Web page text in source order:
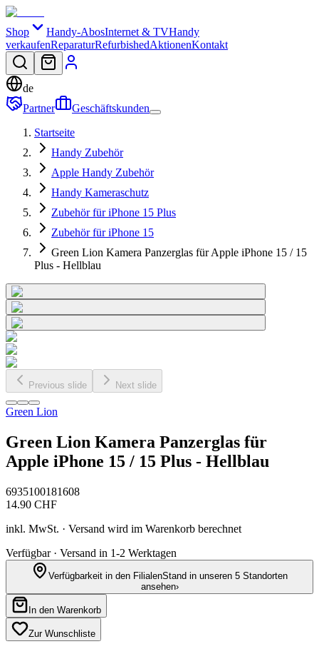
Shop Handy-AbosInternet & TVHandy
verkaufenReparaturRefurbishedAktionenKontakt
de
Partner
Geschäftskunden
Startseite
Handy Zubehör
Apple Handy Zubehör
Handy Kameraschutz
Zubehör für iPhone 15 Plus
Zubehör für iPhone 15
Green Lion Kamera Panzerglas für Apple iPhone 15 / 15
Plus - Hellblau
Previous slide Next slide
Green Lion
Green Lion Kamera Panzerglas für
Apple iPhone 15 / 15 Plus - Hellblau
6935100181608
14.90 CHF
inkl. MwSt. · Versand wird im Warenkorb berechnet
Verfügbar · Versand in 1-2 Werktagen
Verfügbarkeit in den FilialenStand in unseren 5 Standorten
ansehen›
In den Warenkorb
Zur Wunschliste